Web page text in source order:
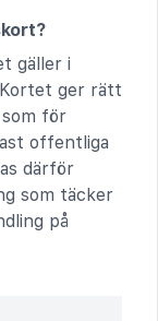
gäller i
Kortet ger rätt
som för
offentliga
därför
som täcker
på